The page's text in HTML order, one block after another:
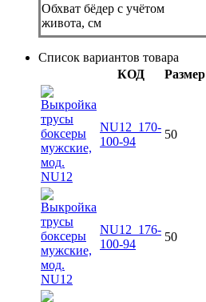
Обхват бёдер с учётом
живота, см
Список вариантов товара
КОД
Размер
NU12_170-
100-94
50
NU12_176-
100-94
50